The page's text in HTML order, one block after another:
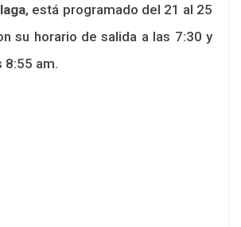
, está programado del 21 al 25
su horario de salida a las 7:30 y
8:55 am.